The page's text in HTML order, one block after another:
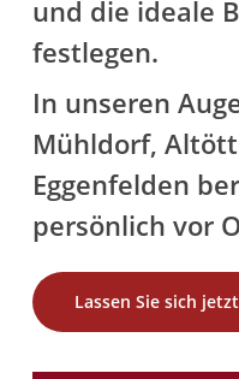
und die ideale
festlegen.
In unseren
Mühldorf,
Eggenfelden
persönlich vor
Lassen Sie sich